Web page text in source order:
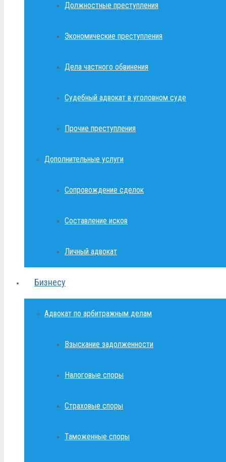
Должностные преступления
Экономические преступления
Дела частного обвинения
Судебный адвокат в уголовном суде
Прочие преступления
Дополнительные услуги
Сопровождение сделок
Составление исков
Личный адвокат
Бизнесу
Адвокат по арбитражным делам
Взыскание задолженности
Налоговые споры
Страховые споры
Таможенные споры